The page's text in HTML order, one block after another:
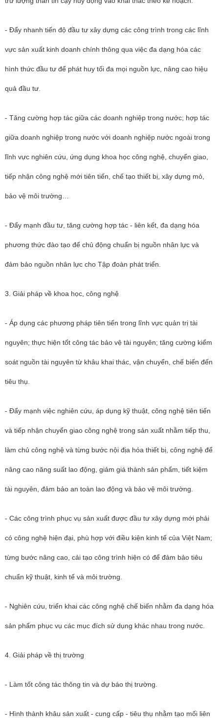
- Đẩy nhanh tiến độ đầu tư xây dựng các công trình trong các lĩnh
vực sản xuất kinh doanh chính thông qua việc đa dạng hóa các
hình thức đầu tư để phát huy tối đa mọi nguồn lực, nâng cao hiệu
quả đầu tư.
- Tăng cường hợp tác giữa các doanh nghiệp trong nước; hợp tác
giữa doanh nghiệp trong nước với doanh nghiệp nước ngoài trong
lĩnh vực nghiên cứu, ứng dụng khoa học công nghệ, chuyển giao,
tiếp nhận công nghệ mới tiên tiến, chế tạo thiết bị, xây dựng mỏ,
bảo vệ môi trường…
- Đẩy mạnh đầu tư, tăng cường hợp tác - liên kết, đa dạng hóa
phương thức đào tạo để chủ động chuẩn bị nguồn nhân lực và
đảm bảo nguồn nhân lực cho Tập đoàn phát triển.
3. Giải pháp về khoa học, công nghệ
- Áp dụng các phương pháp tiên tiến trong lĩnh vực quản trị tài
nguyên; thực hiện tốt công tác bảo vệ tài nguyên; tăng cường kiểm
soát nguồn tài nguyên từ khâu khai thác, vận chuyển, chế biến đến
tiêu thụ.
- Đẩy mạnh việc nghiên cứu, áp dụng kỹ thuật, công nghệ tiên tiến
và tiếp nhận chuyển giao công nghệ trong sản xuất nhằm tiếp thu,
làm chủ công nghệ và từng bước nội địa hóa thiết bị, công nghệ để
nâng cao năng suất lao động, giảm giá thành sản phẩm, tiết kiệm
tài nguyên, đảm bảo an toàn lao động và bảo vệ môi trường.
- Các công trình phục vụ sản xuất được đầu tư xây dựng mới phải
có công nghệ hiện đại, phù hợp với điều kiện kinh tế của Việt Nam;
từng bước nâng cao, cải tạo công trình hiện có để đảm bảo tiêu
chuẩn kỹ thuật, kinh tế và môi trường.
- Nghiên cứu, triển khai các công nghệ chế biến nhằm đa dạng hóa
sản phẩm phục vụ các mục đích sử dụng khác nhau trong nước.
4. Giải pháp về thị trường
- Làm tốt công tác thông tin và dự báo thị trường.
- Hình thành khâu sản xuất - cung cấp - tiêu thụ nhằm tạo mối liên